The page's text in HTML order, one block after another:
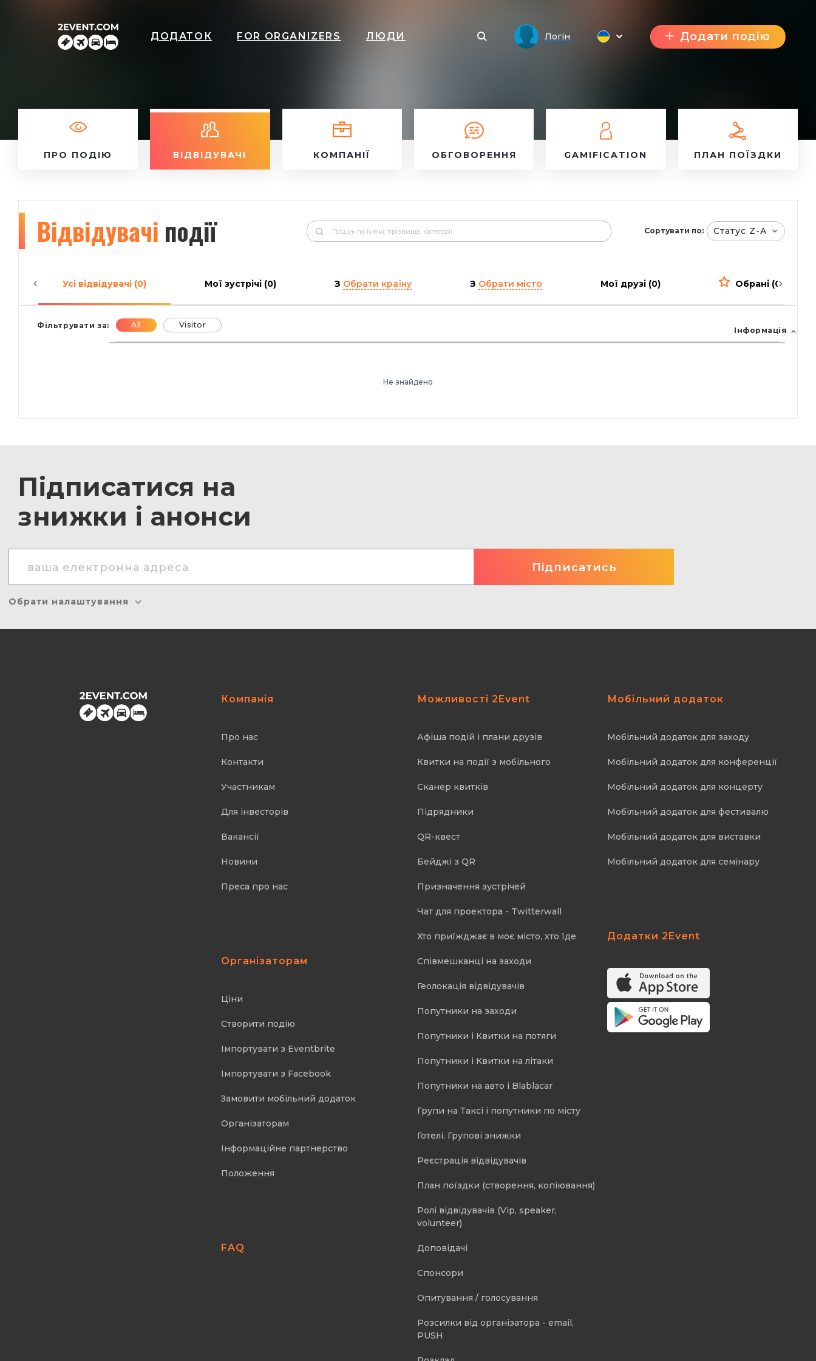
ДОДАТОК FOR ORGANIZERS ЛЮДИ Логін Додати подію
ПРО ПОДІЮ ВІДВІДУВАЧІ КОМПАНІЇ ОБГОВОРЕННЯ GAMIFICATION ПЛАН ПОЇЗДКИ
Відвідувачі події Сортувати по: Статус Z-A
Усі відвідувачі (0) Мої зустрічі (0) З Обрати країну З Обрати місто Мої друзі (0) Обрані (0)
Фільтрувати за: All Visitor
Інформація
Не знайдено
Підписатися на
знижки і анонси
Обрати налаштування
Компанія
Про нас
Контакти
Участникам
Для інвесторів
Вакансії
Новини
Преса про нас
Організаторам
Ціни
Створити подію
Імпортувати з Eventbrite
Імпортувати з Facebook
Замовити мобільний додаток
Організаторам
Інформаційне партнерство
Положення
FAQ
Можливості 2Event
Афіша подій і плани друзів
Квитки на події з мобільного
Cканер квитків
Підрядники
QR-квест
Бейджі з QR
Призначення зустрічей
Чат для проектора - Twitterwall
Хто приїжджає в моє місто, хто їде
Співмешканці на заходи
Геолокація відвідувачів
Попутники на заходи
Попутники і Квитки на потяги
Попутники і Квитки на літаки
Попутники на авто і Blablacar
Групи на Таксі і попутники по місту
Готелі. Групові знижки
Реєстрація відвідувачів
План поїздки (створення, копіювання)
Ролі відвідувачів (Vip, speaker,
volunteer)
Доповідачі
Спонсори
Опитування / голосування
Розсилки від організатора - email,
PUSH
Мобільний додаток
Мобільний додаток для заходу
Мобільний додаток для конференції
Мобільний додаток для концерту
Мобільний додаток для фестивалю
Мобільний додаток для виставки
Мобільний додаток для семінару
Додатки 2Event